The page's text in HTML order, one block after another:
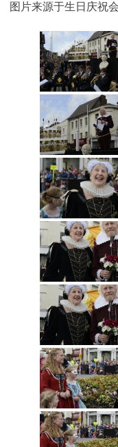
图片来源于生日庆祝